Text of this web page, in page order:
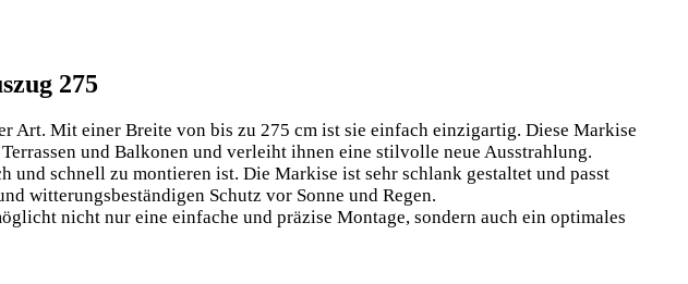
275
Art. Mit einer Breite von bis zu 275 cm ist sie einfach einzigartig. Diese Markise
und Balkonen und verleiht ihnen eine stilvolle neue Ausstrahlung.
schnell zu montieren ist. Die Markise ist sehr schlank gestaltet und passt
witterungsbeständigen Schutz vor Sonne und Regen.
nicht nur eine einfache und präzise Montage, sondern auch ein optimales